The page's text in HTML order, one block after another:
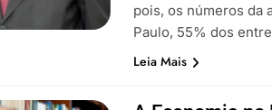
pois, os números da
Paulo, 55% dos
Leia Mais